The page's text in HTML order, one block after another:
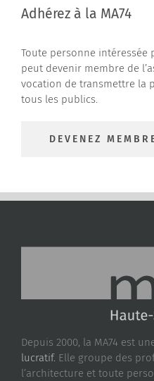
Adhérez à la MA74
Toute personne
peut devenir membre de
vocation de transmettre la
tous les publics.
DEVENEZ
Depuis 2000, la MA74 est
lucratif. Elle groupe des
l’architecture et toute